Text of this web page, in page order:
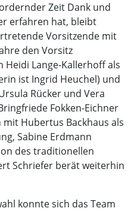
Zeit Dank und
erfahren hat, bleibt
Vorsitzende mit
den Vorsitz
Lange-Kallerhoff als
ist Ingrid Heuchel) und
Rücker und Vera
Fokken-Eichner
Hubertus Backhaus als
Sabine Erdmann
des traditionellen
Schriefer berät weiterhin
konnte sich das Team